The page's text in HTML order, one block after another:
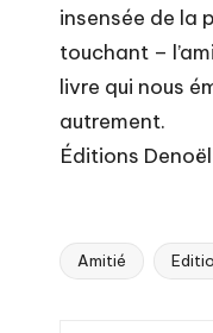
insensée de la
touchant –
livre qui nous
autrement.
Éditions
Tags:
Amitié